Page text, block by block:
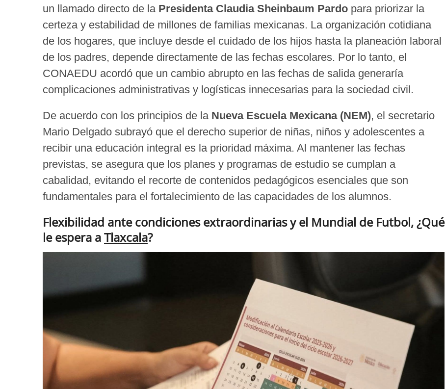
un llamado directo de la Presidenta Claudia Sheinbaum Pardo para priorizar la
certeza y estabilidad de millones de familias mexicanas. La organización cotidiana
de los hogares, que incluye desde el cuidado de los hijos hasta la planeación laboral
de los padres, depende directamente de las fechas escolares. Por lo tanto, el
CONAEDU acordó que un cambio abrupto en las fechas de salida generaría
complicaciones administrativas y logísticas innecesarias para la sociedad civil.
De acuerdo con los principios de la Nueva Escuela Mexicana (NEM), el secretario
Mario Delgado subrayó que el derecho superior de niñas, niños y adolescentes a
recibir una educación integral es la prioridad máxima. Al mantener las fechas
previstas, se asegura que los planes y programas de estudio se cumplan a
cabalidad, evitando el recorte de contenidos pedagógicos esenciales que son
fundamentales para el fortalecimiento de las capacidades de los alumnos.
Flexibilidad ante condiciones extraordinarias y el Mundial de Futbol,¿Qué
le espera aTlaxcala?